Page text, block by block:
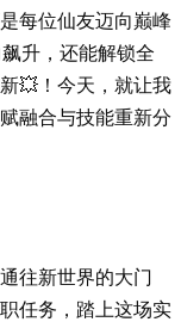
每位仙友迈向巅峰
升，还能解锁全
💥！今天，就让我
融合与技能重新分
往新世界的大门
任务，踏上这场实